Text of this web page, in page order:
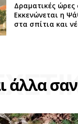
Δραματικές ώρες
Εκκενώνεται η
στα σπίτια και
άλλα